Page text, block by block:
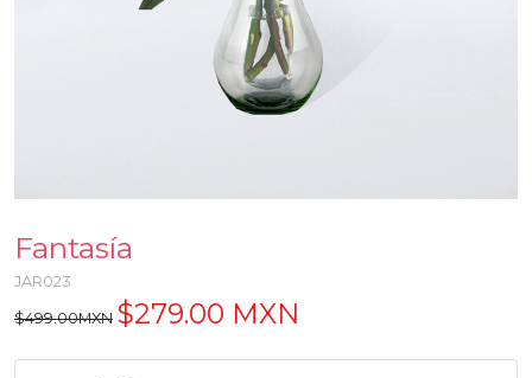
Fantasía
JAR023
$499.00MXN $279.00 MXN